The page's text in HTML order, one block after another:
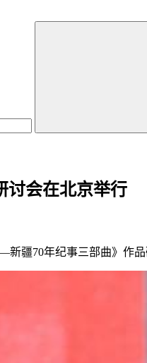
讨会在北京举行
70年纪事三部曲》作品